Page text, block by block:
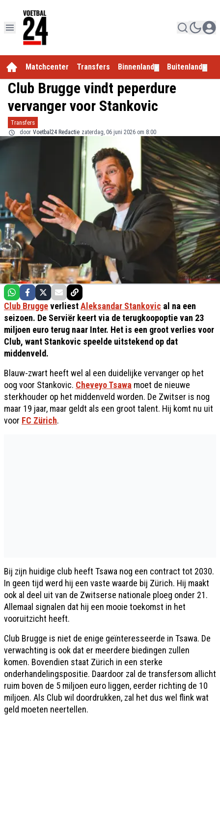
Matchcenter Transfers Binnenland Buitenland
Club Brugge vindt peperdure
vervanger voor Stankovic
Transfers
door Voetbal24 Redactie zaterdag, 06 juni 2026 om 8:00
Club BruggeverliestAleksandar Stankovic al na een
seizoen. De Serviër keert via de terugkoopoptie van 23
miljoen euro terug naar Inter. Het is een groot verlies voor
Club, want Stankovic speelde uitstekend op dat
middenveld.
Blauw-zwart heeft wel al een duidelijke vervanger op het
oog voor Stankovic. Cheveyo Tsawa moet de nieuwe
sterkhouder op het middenveld worden. De Zwitser is nog
maar 19 jaar, maar geldt als een groot talent. Hij komt nu uit
voor FC Zürich.
Bij zijn huidige club heeft Tsawa nog een contract tot 2030.
In geen tijd werd hij een vaste waarde bij Zürich. Hij maakt
ook al deel uit van de Zwitserse nationale ploeg onder 21.
Allemaal signalen dat hij een mooie toekomst in het
vooruitzicht heeft.
Club Brugge is niet de enige geïnteresseerde in Tsawa. De
verwachting is ook dat er meerdere biedingen zullen
komen. Bovendien staat Zürich in een sterke
onderhandelingspositie. Daardoor zal de transfersom allicht
ruim boven de 5 miljoen euro liggen, eerder richting de 10
miljoen. Als Club wil doordrukken, zal het dus wel flink wat
geld moeten neertellen.